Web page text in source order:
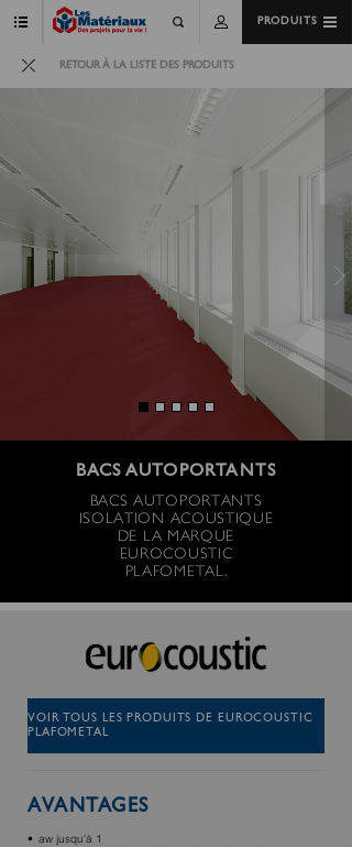
PRODUITS
RETOUR À LA LISTE DES PRODUITS
BACS AUTOPORTANTS
BACS AUTOPORTANTS
ISOLATION ACOUSTIQUE
DE LA MARQUE
EUROCOUSTIC
PLAFOMETAL.
VOIR TOUS LES PRODUITS DE EUROCOUSTIC
PLAFOMETAL
AVANTAGES
aw jusqu'à 1